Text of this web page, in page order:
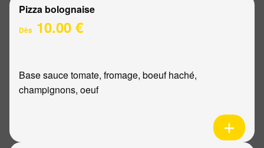
Pizza bolognaise
Dès 10.00 €
Base sauce tomate, fromage, boeuf haché,
champignons, oeuf